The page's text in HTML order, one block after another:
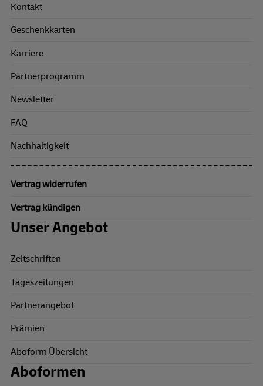
Kontakt
Geschenkkarten
Karriere
Partnerprogramm
Newsletter
FAQ
Nachhaltigkeit
Vertrag widerrufen
Vertrag kündigen
Unser Angebot
Zeitschriften
Tageszeitungen
Partnerangebot
Prämien
Aboform Übersicht
Aboformen